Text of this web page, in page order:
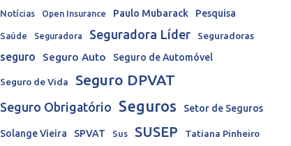
Notícias
Open Insurance Paulo Mubarack Pesquisa
Saúde Seguradora Seguradora Líder Seguradoras
seguro Seguro Auto Seguro de Automóvel
Seguro de Vida Seguro DPVAT
Seguro Obrigatório Seguros Setor de Seguros
Solange Vieira SPVAT Sus SUSEP
Tatiana Pinheiro